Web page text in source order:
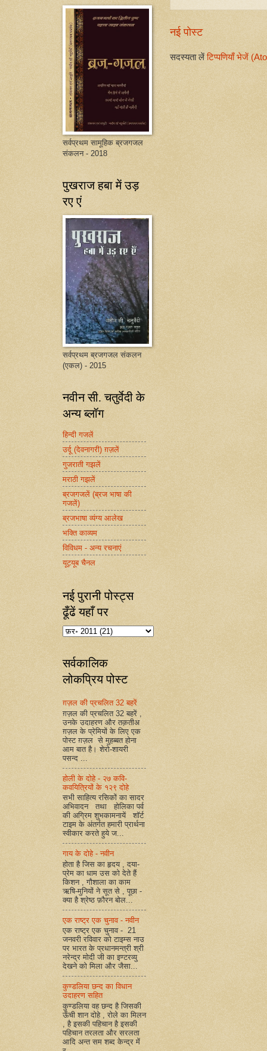
नई पोस्ट
सदस्यता लेंटिप्पणियाँ भेजें
सर्वप्रथम सामूहिक ब्रजगजल
संकलन - 2018
पुखराज हबा में उड़
रए एं
सर्वप्रथम ब्रजगजल संकलन
(एकल) - 2015
नवीन सी. चतुर्वेदी के
अन्य ब्लॉग
हिन्दी गजलें
उर्दू (देवनागरी) ग़ज़लें
गुजराती गझलें
मराठी गझलें
ब्रजगजलें (ब्रज भाषा की
गजलें)
ब्रजभाषा व्यंग्य आलेख
भक्ति काव्यम
विविधम - अन्य रचनाएं
यूट्यूब चैनल
नई पुरानी पोस्ट्स
ढूँढें यहाँ पर
सर्वकालिक
लोकप्रिय पोस्ट
ग़ज़ल की प्रचलित 32 बहरें
ग़ज़ल की प्रचलित 32 बहरें ,
उनके उदाहरण और तक़तीअ
ग़ज़ल के प्रेमियों के लिए एक
पोस्ट ग़ज़ल से मुहब्बत होना
आम बात है। शेरो-शायरी
पसन्द ...
होली के दोहे - २७ कवि-
कवयित्रियों के १२९ दोहे
सभी साहित्य रसिकों का सादर
अभिवादन तथा होलिका पर्व
की अग्रिम शुभकामनायें शॉर्ट
टाइम के अंतर्गत हमारी प्रार्थना
स्वीकार करते हुये ज...
गाय के दोहे - नवीन
होता है जिस का हृदय , दया-
प्रेम का धाम उस को देते हैं
किशन , गौशाला का काम
ऋषि-मुनियों ने सूत से , पूछा -
क्या है श्रेष्ठ फ़ौरन बोल...
एक राष्ट्र एक चुनाव - नवीन
एक राष्ट्र एक चुनाव - 21
जनवरी रविवार को टाइम्स नाउ
पर भारत के प्रधानमन्त्री श्री
नरेन्द्र मोदी जी का इण्टरव्यु
देखने को मिला और जैसा...
कुण्डलिया छन्द का विधान
उदाहरण सहित
कुण्डलिया वह छन्द है जिसकी
ऊँची शान दोहे , रोले का मिलन
, है इसकी पहिचान है इसकी
पहिचान तरलता और सरलता
आदि अन्त सम शब्द केन्द्र में